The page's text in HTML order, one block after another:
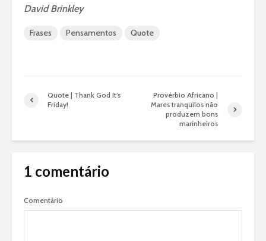
David Brinkley
Frases Pensamentos Quote
Quote | Thank God It’s
Friday!
Provérbio Africano |
Mares tranquilos não
produzem bons
marinheiros
1 comentário
Comentário